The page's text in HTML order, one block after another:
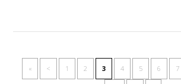
« < 1 2 3 4 5 6 7